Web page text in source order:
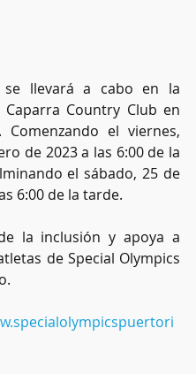
se llevará a cabo en la
Caparra Country Club en
Comenzando el viernes,
de 2023 a las 6:00 de la
el sábado, 25 de
6:00 de la tarde.
la inclusión y apoya a
de Special Olympics